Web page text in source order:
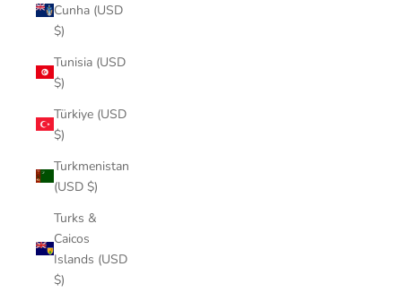
Cunha (USD
$)
Tunisia (USD
$)
Türkiye (USD
$)
Turkmenistan
(USD $)
Turks &
Caicos
Islands (USD
$)